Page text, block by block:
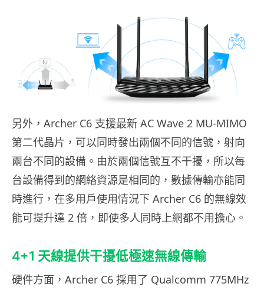
另外，Archer C6 支援最新 AC Wave 2 MU-MIMO
第二代晶片，可以同時發出兩個不同的信號，射向
兩台不同的設備。由於兩個信號互不干擾，所以每
台設備得到的網絡資源是相同的，數據傳輸亦能同
時進行，在多用戶使用情況下 Archer C6 的無線效
能可提升達 2 倍，即使多人同時上網都不用擔心。
4+1 天線提供干擾低極速無線傳輸
硬件方面，Archer C6 採用了 Qualcomm 775MHz